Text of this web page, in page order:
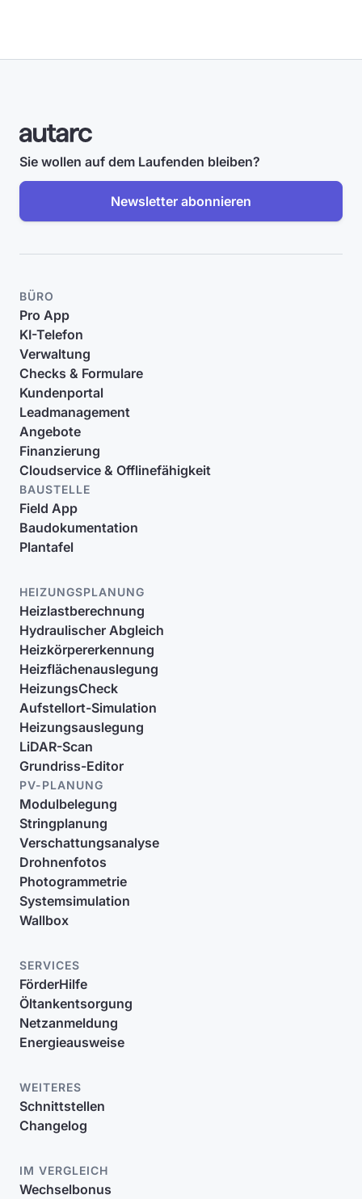
Sie wollen auf dem Laufenden bleiben?
Newsletter abonnieren
BÜRO
Pro App
KI-Telefon
Verwaltung
Checks & Formulare
Kundenportal
Leadmanagement
Angebote
Finanzierung
Cloudservice & Offlinefähigkeit
BAUSTELLE
Field App
Baudokumentation
Plantafel
HEIZUNGSPLANUNG
Heizlastberechnung
Hydraulischer Abgleich
Heizkörpererkennung
Heizflächenauslegung
HeizungsCheck
Aufstellort-Simulation
Heizungsauslegung
LiDAR-Scan
Grundriss-Editor
PV-PLANUNG
Modulbelegung
Stringplanung
Verschattungsanalyse
Drohnenfotos
Photogrammetrie
Systemsimulation
Wallbox
SERVICES
FörderHilfe
Öltankentsorgung
Netzanmeldung
Energieausweise
WEITERES
Schnittstellen
Changelog
IM VERGLEICH
Wechselbonus